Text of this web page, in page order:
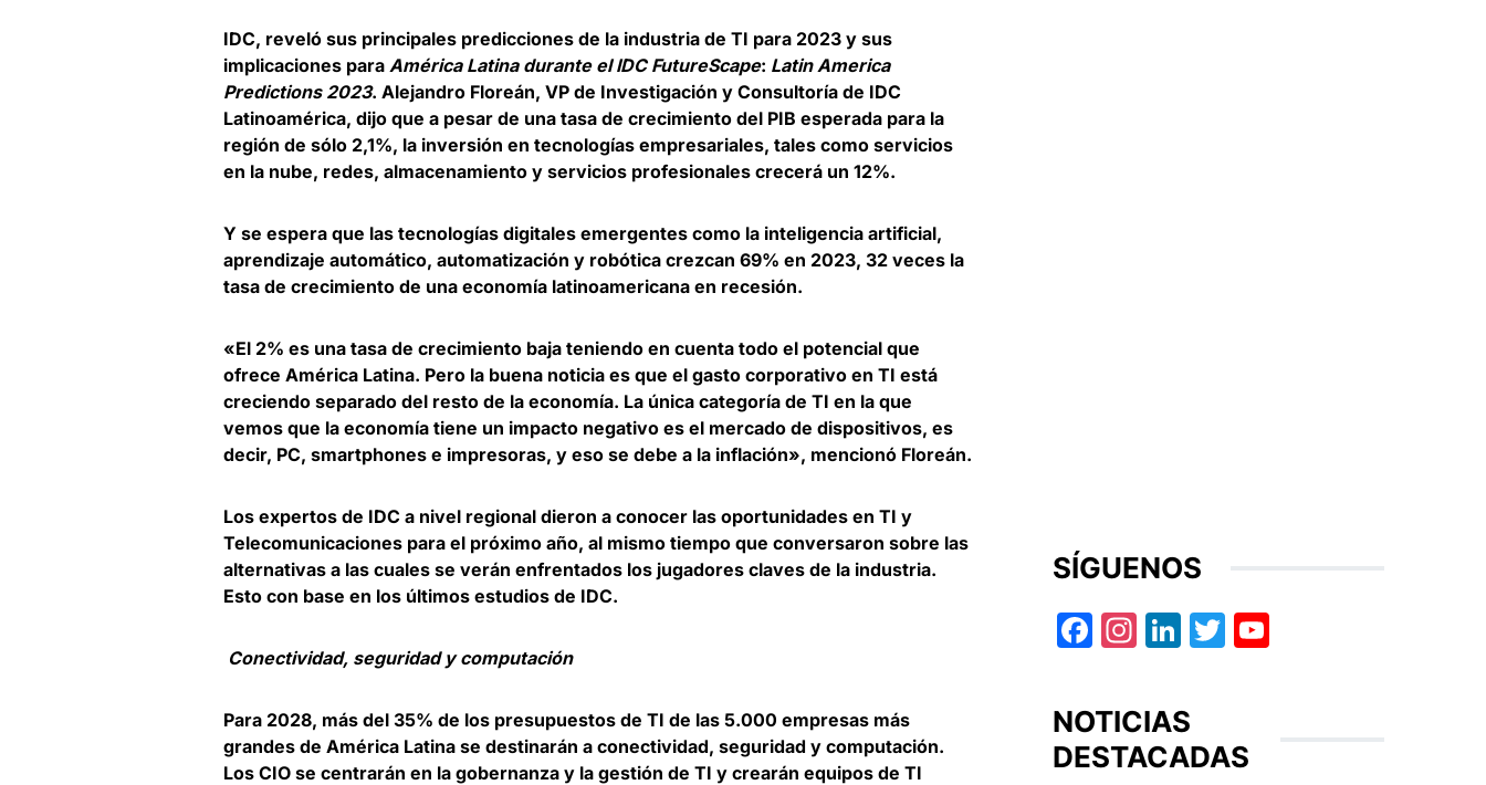
IDC, reveló sus principales predicciones de la industria de TI para 2023 y sus
implicaciones para América Latina durante el IDC FutureScape: Latin America
Predictions 2023. Alejandro Floreán, VP de Investigación y Consultoría de IDC
Latinoamérica, dijo que a pesar de una tasa de crecimiento del PIB esperada para la
región de sólo 2,1%, la inversión en tecnologías empresariales, tales como servicios
en la nube, redes, almacenamiento y servicios profesionales crecerá un 12%.
Y se espera que las tecnologías digitales emergentes como la inteligencia artificial,
aprendizaje automático, automatización y robótica crezcan 69% en 2023, 32 veces la
tasa de crecimiento de una economía latinoamericana en recesión.
«El 2% es una tasa de crecimiento baja teniendo en cuenta todo el potencial que
ofrece América Latina. Pero la buena noticia es que el gasto corporativo en TI está
creciendo separado del resto de la economía. La única categoría de TI en la que
vemos que la economía tiene un impacto negativo es el mercado de dispositivos, es
decir, PC, smartphones e impresoras, y eso se debe a la inflación», mencionó Floreán.
Los expertos de IDC a nivel regional dieron a conocer las oportunidades en TI y
Telecomunicaciones para el próximo año, al mismo tiempo que conversaron sobre las
alternativas a las cuales se verán enfrentados los jugadores claves de la industria.
Esto con base en los últimos estudios de IDC.
Conectividad, seguridad y computación
Para 2028, más del 35% de los presupuestos de TI de las 5.000 empresas más
grandes de América Latina se destinarán a conectividad, seguridad y computación.
Los CIO se centrarán en la gobernanza y la gestión de TI y crearán equipos de TI
SÍGUENOS
Facebook
Instagram
LinkedIn
Twitter
NOTICIAS
DESTACADAS